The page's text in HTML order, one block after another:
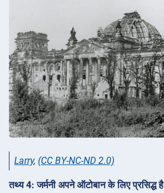
Larry, (CC BY-NC-ND 2.0)
तथ्य 4: जर्मनी अपने ऑटोबान के लिए प्रसिद्ध है